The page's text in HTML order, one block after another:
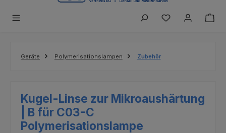
Du hast 0
Geräte Polymerisationslampen Zubehör
Kugel-Linse zur Mikroaushärtung
| B für C03-C
Polymerisationslampe